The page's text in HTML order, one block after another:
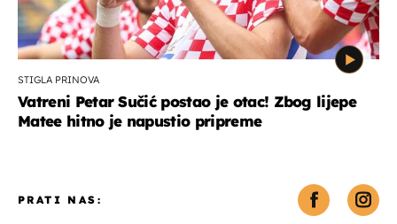
STIGLA PRINOVA
Vatreni Petar Sučić postao je otac! Zbog lijepe
Matee hitno je napustio pripreme
PRATI NAS: